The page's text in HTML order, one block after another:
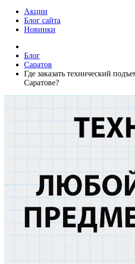
Акции
Блог сайта
Новинки
Блог
Саратов
Где заказать технический
Саратове?